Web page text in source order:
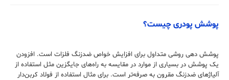
پوشش پودری چیست؟
پوشش دهی روشی متداول برای افزایش خواص ضدزنگ فلزات است. افزودن
یک پوشش در بسیاری از موارد در مقایسه به راه‌های جایگزین مثل استفاده از
آلیاژ‌های ضدزنگ مقرون به صرفه‌تر است. برای مثال استفاده از فولاد کربن‌دار